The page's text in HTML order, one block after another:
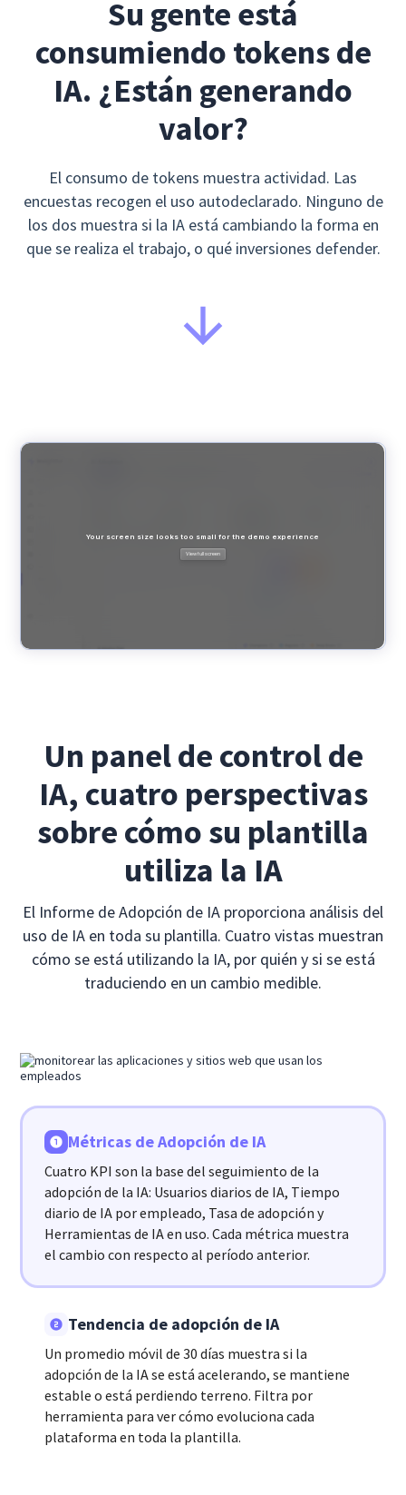
Su gente está
consumiendo tokens de
IA. ¿Están generando
valor?
El consumo de tokens muestra actividad. Las
encuestas recogen el uso autodeclarado. Ninguno de
los dos muestra si la IA está cambiando la forma en
que se realiza el trabajo, o qué inversiones defender.
Un panel de control de
IA, cuatro perspectivas
sobre cómo su plantilla
utiliza la IA
El Informe de Adopción de IA proporciona análisis del
uso de IA en toda su plantilla. Cuatro vistas muestran
cómo se está utilizando la IA, por quién y si se está
traduciendo en un cambio medible.
Métricas de Adopción de IA
Cuatro KPI son la base del seguimiento de la
adopción de la IA: Usuarios diarios de IA, Tiempo
diario de IA por empleado, Tasa de adopción y
Herramientas de IA en uso. Cada métrica muestra
el cambio con respecto al período anterior.
Tendencia de adopción de IA
Un promedio móvil de 30 días muestra si la
adopción de la IA se está acelerando, se mantiene
estable o está perdiendo terreno. Filtra por
herramienta para ver cómo evoluciona cada
plataforma en toda la plantilla.